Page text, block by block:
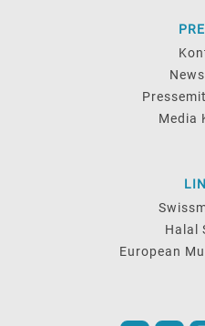
Media
Halal
European